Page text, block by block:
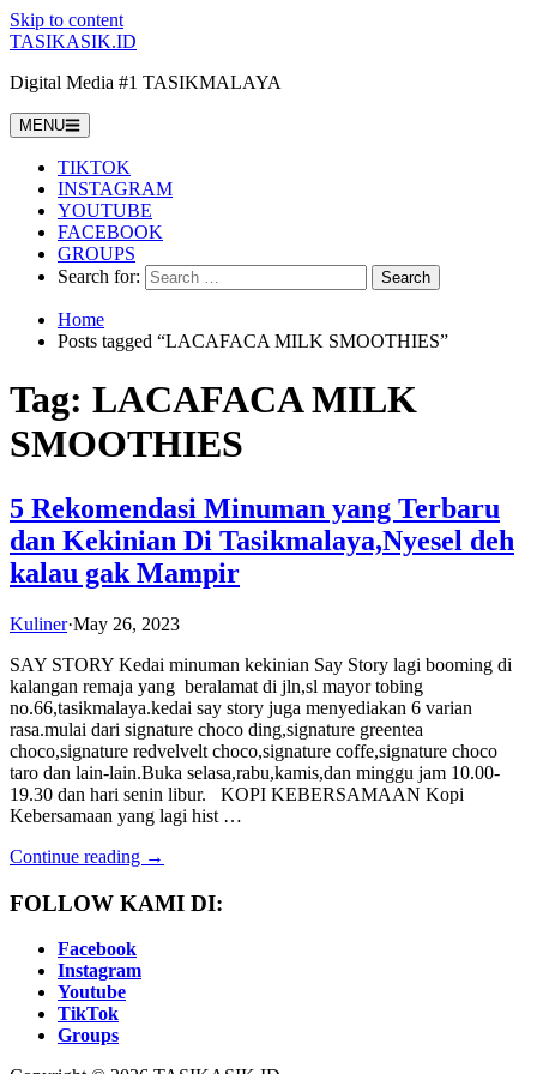
Skip to content
TASIKASIK.ID
Digital Media #1 TASIKMALAYA
MENU
TIKTOK
INSTAGRAM
YOUTUBE
FACEBOOK
GROUPS
Search for:
Home
Posts tagged “LACAFACA MILK SMOOTHIES”
Tag: LACAFACA MILK
SMOOTHIES
5 Rekomendasi Minuman yang Terbaru
dan Kekinian Di Tasikmalaya,Nyesel deh
kalau gak Mampir
Kuliner·May 26, 2023
SAY STORY Kedai minuman kekinian Say Story lagi booming di
kalangan remaja yang beralamat di jln,sl mayor tobing
no.66,tasikmalaya.kedai say story juga menyediakan 6 varian
rasa.mulai dari signature choco ding,signature greentea
choco,signature redvelvelt choco,signature coffe,signature choco
taro dan lain-lain.Buka selasa,rabu,kamis,dan minggu jam 10.00-
19.30 dan hari senin libur. KOPI KEBERSAMAAN Kopi
Kebersamaan yang lagi hist …
Continue reading →
FOLLOW KAMI DI:
Facebook
Instagram
Youtube
TikTok
Groups